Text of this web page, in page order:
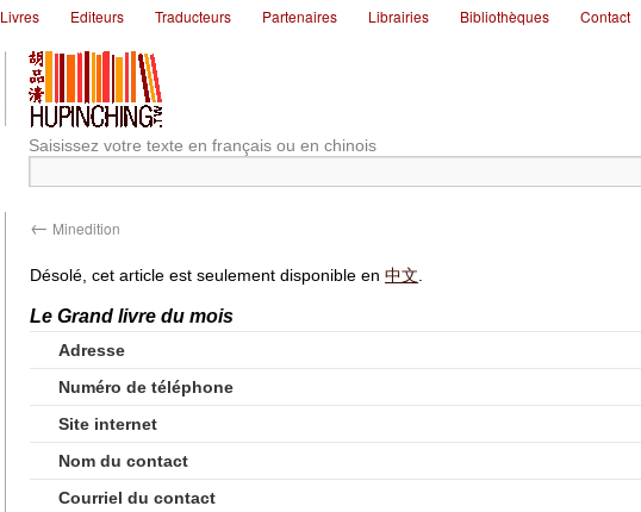
Livres Editeurs Traducteurs Partenaires Librairies Bibliothèques Contact
Saisissez votre texte en français ou en chinois
← Minedition
Désolé, cet article est seulement disponible en 中文
Le Grand livre du mois
Adresse
Numéro de téléphone
Site internet
Nom du contact
Courriel du contact